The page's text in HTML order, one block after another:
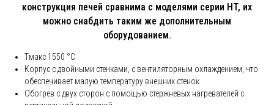
конструкция печей сравнима с моделями серии HT, их
можно снабдить таким же дополнительным
оборудованием.
Tмакс 1550 °C
Корпус с двойными стенками, с вентиляторным охлаждением, что
обеспечивает малую температуру внешних стенок
Обогрев с двух сторон с помощью стержневых нагревателей с